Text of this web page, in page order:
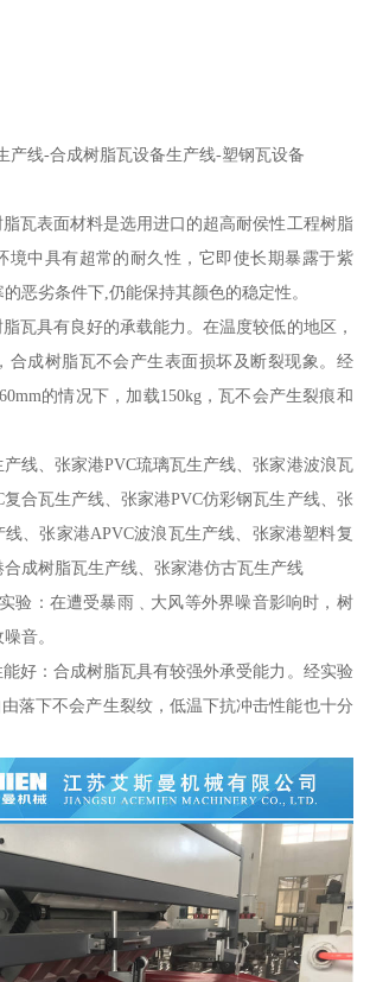
产线-合成树脂瓦设备生产线-塑钢瓦设备
瓦表面材料是选用进口的超高耐侯性工程树脂
境中具有超常的耐久性，它即使长期暴露于紫
恶劣条件下,仍能保持其颜色的稳定性。
瓦具有良好的承载能力。在温度较低的地区，
合成树脂瓦不会产生表面损坏及断裂现象。经
的情况下，加载150kg，瓦不会产生裂痕和
线、张家港PVC琉璃瓦生产线、张家港波浪瓦
合瓦生产线、张家港PVC仿彩钢瓦生产线、张
、张家港APVC波浪瓦生产线、张家港塑料复
成树脂瓦生产线、张家港仿古瓦生产线
：在遭受暴雨﹑大风等外界噪音影响时，树
音。
好：合成树脂瓦具有较强外承受能力。经实验
落下不会产生裂纹，低温下抗冲击性能也十分